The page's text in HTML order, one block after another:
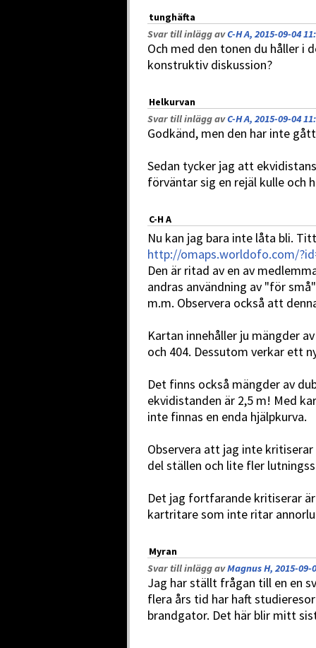
tunghäfta
Svar till inlägg avC-H A, 2015-09-04
Och med den tonen du håller i
konstruktiv diskussion?
Helkurvan
Svar till inlägg avC-H A, 2015-09-04
Godkänd, men den har inte
Sedan tycker jag att
förväntar sig en rejäl kulle och
C-H A
Nu kan jag bara inte låta bli.
http://omaps.worldofo.com/
Den är ritad av en av
andras användning av "för
m.m. Observera också att
Kartan innehåller ju mängder
och 404. Dessutom verkar ett
Det finns också mängder av
ekvidistanden är 2,5 m! Med
inte finnas en enda hjälpkurva.
Observera att jag inte
del ställen och lite fler
Det jag fortfarande kritiserar
kartritare som inte ritar
Myran
Svar till inlägg avMagnus H, 2015-09-
Jag har ställt frågan till en en
flera års tid har haft
brandgator. Det här blir mitt